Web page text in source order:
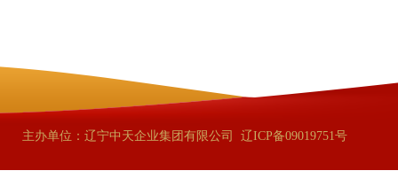
主办单位：辽宁中天企业集团有限公司 辽ICP备09019751号